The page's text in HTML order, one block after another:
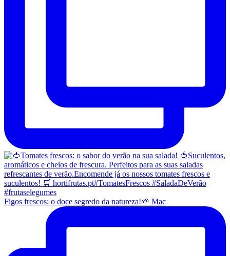
Figos frescos: o doce segredo da natureza!🌱 Mac